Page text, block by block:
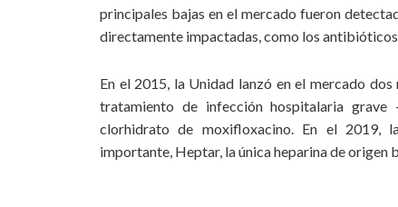
principales bajas en el mercado fueron
directamente impactadas, como los
En el 2015, la Unidad lanzó en el mercado
tratamiento de infección hospitalaria
clorhidrato de moxifloxacino. En el 2019,
importante, Heptar, la única heparina de origen